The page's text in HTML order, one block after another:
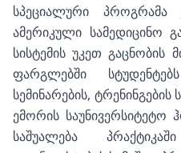
სპეციალური პროგრამა
ამერიკული სამედიცინო
სისტემის უკეთ გაცნობის
ფარგლებში
სემინარების,
ემორის საუნივერსიტეტო
საშუალება